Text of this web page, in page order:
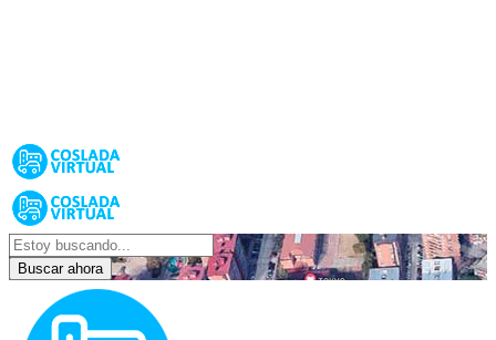
Buscar ahora